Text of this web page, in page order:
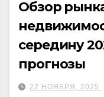
Обзор
середину
прогнозы
22 НОЯБРЯ, 2025